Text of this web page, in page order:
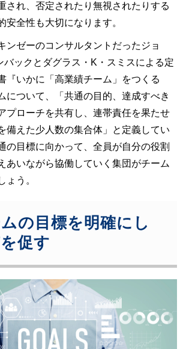
され、否定されたり無視されたりする
安全性も大切になります。
ンゼーのコンサルタントだったジョ
バックとダグラス・K・スミスによる定
『いかに「高業績チーム」をつくる
について、「共通の目的、達成すべき
プローチを共有し、連帯責任を果たせ
備えた少人数の集合体」と定義してい
の目標に向かって、全員が自分の役割
あいながら協働していく集団がチーム
ょう。
の目標を明確にし
促す